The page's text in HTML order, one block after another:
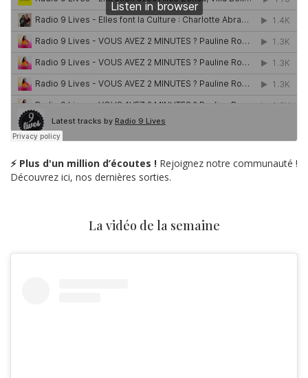
⚡ Plus d'un million d’écoutes ! Rejoignez notre communauté !
Découvrez ici, nos dernières sorties.
La vidéo de la semaine